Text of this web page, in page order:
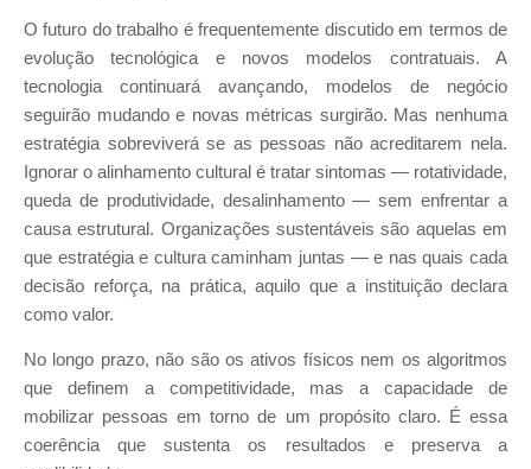
O futuro do trabalho é frequentemente discutido em termos de
evolução tecnológica e novos modelos contratuais. A
tecnologia continuará avançando, modelos de negócio
seguirão mudando e novas métricas surgirão. Mas nenhuma
estratégia sobreviverá se as pessoas não acreditarem nela.
Ignorar o alinhamento cultural é tratar sintomas — rotatividade,
queda de produtividade, desalinhamento — sem enfrentar a
causa estrutural. Organizações sustentáveis são aquelas em
que estratégia e cultura caminham juntas — e nas quais cada
decisão reforça, na prática, aquilo que a instituição declara
como valor.
No longo prazo, não são os ativos físicos nem os algoritmos
que definem a competitividade, mas a capacidade de
mobilizar pessoas em torno de um propósito claro. É essa
coerência que sustenta os resultados e preserva a